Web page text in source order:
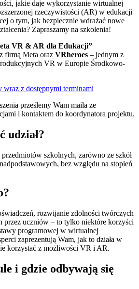
jakie daje wykorzystanie wirtualnej
rzeczywistości (AR) w edukacji
o tym, jak bezpiecznie wdrażać nowe
Zapraszamy na szkolenia!
VR & AR dla Edukacji”
firmą Meta oraz VRheroes – jednym z
VR w Europie Środkowo-
wraz z dostępnymi terminami
prześlemy Wam maila ze
i kontaktem do koordynatora projektu.
udział?
szkolnych, zarówno ze szkół
bez względu na stopień
rozwijanie zdolności twórczych
przez uczniów – to tylko niektóre korzyści
programowej w wirtualnej
zaprezentują Wam, jak to działa w
korzystać z możliwości VR i AR.
i gdzie odbywają się